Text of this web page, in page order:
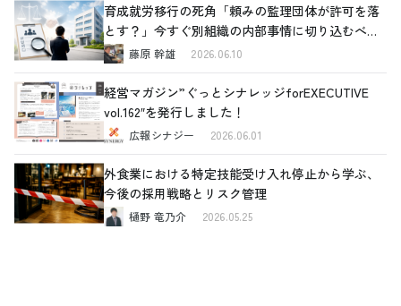
育成就労移行の死角「頼みの監理団体が許可を落
とす？」今すぐ別組織の内部事情に切り込むべき
理由と、確認すべき4つの重要ポイント
藤原 幹雄 2026.06.10
経営マガジン”ぐっとシナレッジforEXECUTIVE
vol.162″を発行しました！
広報シナジー 2026.06.01
外食業における特定技能受け入れ停止から学ぶ、
今後の採用戦略とリスク管理
樋野 竜乃介 2026.05.25